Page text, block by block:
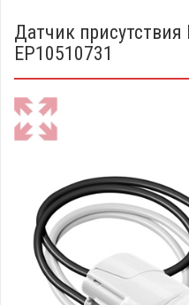
Датчик присутствия
EP10510731